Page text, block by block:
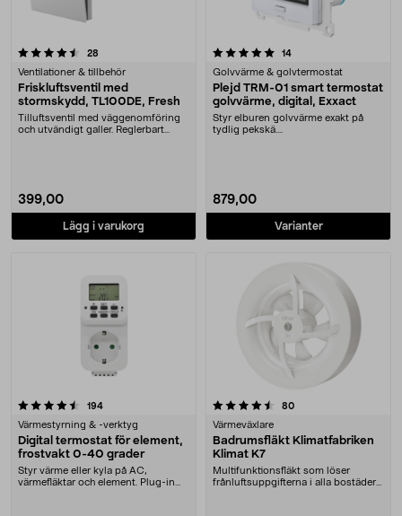
28
Ventilationer & tillbehör
Friskluftsventil med
stormskydd, TL100DE, Fresh
Tilluftsventil med väggenomföring
och utvändigt galler. Reglerbart
399,00
Lägg i varukorg
5.0 av 5 stjärnor 14recensioner
Golvvärme & golvtermostat
Plejd TRM-01 smart termostat
golvvärme, digital, Exxact
Styr elburen golvvärme exakt på
tydlig pekskä....
879,00
Varianter
194recensioner
Värmestyrning & -verktyg
Digital termostat för element,
frostvakt 0-40 grader
Styr värme eller kyla på AC,
värmefläktar och element. Plug-in
4.5 av 5 stjärnor 80recensioner
Värmeväxlare
Badrumsfläkt Klimatfabriken
Klimat K7
Multifunktionsfläkt som löser
frånluftsuppgifterna i alla bostäder